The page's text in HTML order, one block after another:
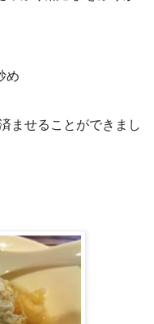
め
ませることができまし